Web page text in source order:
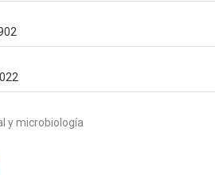
y microbiología